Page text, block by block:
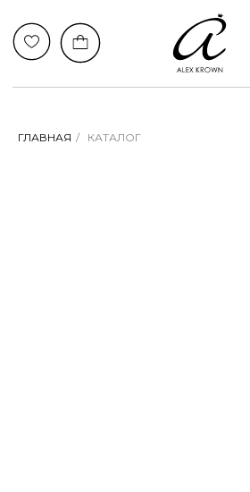
ГЛАВНАЯ / КАТАЛОГ